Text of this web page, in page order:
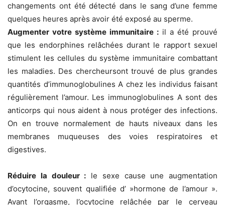
changements ont été détecté dans le sang d’une femme
quelques heures après avoir été exposé au sperme.
Augmenter votre système immunitaire : il a été prouvé
que les endorphines relâchées durant le rapport sexuel
stimulent les cellules du système immunitaire combattant
les maladies. Des chercheursont trouvé de plus grandes
quantités d’immunoglobulines A chez les individus faisant
régulièrement l’amour. Les immunoglobulines A sont des
anticorps qui nous aident à nous protéger des infections.
On en trouve normalement de hauts niveaux dans les
membranes muqueuses des voies respiratoires et
digestives.
Réduire la douleur : le sexe cause une augmentation
d’ocytocine, souvent qualifiée d’ »hormone de l’amour ».
Avant l’orgasme, l’ocytocine relâchée par le cerveau